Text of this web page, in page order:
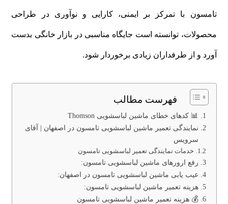
تامسون با تمرکز بر ایمنی، کارایی و نوآوری در طراحی
محصولات، توانسته است جایگاه مناسبی در بازار خانگی بدست
آورد و از طرفداران زیادی برخوردار شود.
فهرست مطالب
📊 کدهای خطای ماشین لباسشویی Thomson
نمایندگی تعمیر ماشین لباسشویی تامسون در اصفهان | آقای
سرویس
خدمات نمایندگی تعمیر لباسشویی تامسون
رفع ارورهای ماشین لباسشویی تامسون:
عیب یابی ماشین لباسشویی تامسون در اصفهان:
هزینه تعمیر ماشین لباسشویی تامسون:
💰 هزینه تعمیر ماشین لباسشویی تامسون